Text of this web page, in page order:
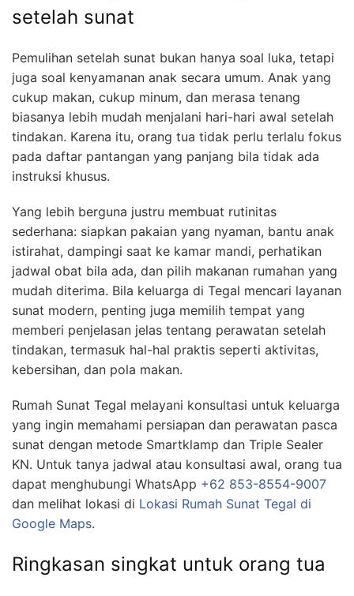
setelah sunat
Pemulihan setelah sunat bukan hanya soal luka, tetapi
juga soal kenyamanan anak secara umum. Anak yang
cukup makan, cukup minum, dan merasa tenang
biasanya lebih mudah menjalani hari-hari awal setelah
tindakan. Karena itu, orang tua tidak perlu terlalu fokus
pada daftar pantangan yang panjang bila tidak ada
instruksi khusus.
Yang lebih berguna justru membuat rutinitas
sederhana: siapkan pakaian yang nyaman, bantu anak
istirahat, dampingi saat ke kamar mandi, perhatikan
jadwal obat bila ada, dan pilih makanan rumahan yang
mudah diterima. Bila keluarga di Tegal mencari layanan
sunat modern, penting juga memilih tempat yang
memberi penjelasan jelas tentang perawatan setelah
tindakan, termasuk hal-hal praktis seperti aktivitas,
kebersihan, dan pola makan.
Rumah Sunat Tegal melayani konsultasi untuk keluarga
yang ingin memahami persiapan dan perawatan pasca
sunat dengan metode Smartklamp dan Triple Sealer
KN. Untuk tanya jadwal atau konsultasi awal, orang tua
dapat menghubungi WhatsApp +62 853-8554-9007
dan melihat lokasi di Lokasi Rumah Sunat Tegal di
Google Maps.
Ringkasan singkat untuk orang tua